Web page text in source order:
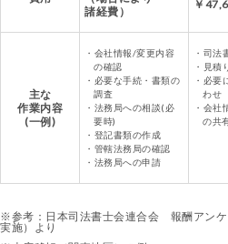
諸経費）
￥
主な
作業内容
(一例)
・会社情報/変更内容
の確認
・必要な手続・書類の
調査
・法務局への相談(必
要時)
・登記書類の作成
・管轄法務局の確認
・法務局への申請
・司法
・見積
・必要
わせ
・会社
の共
※参考：日本司法書士会連合会 報酬アン
実施）より